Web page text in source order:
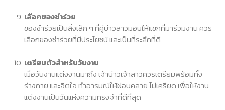
เลือกของชำร่วย
ของชำร่วยเป็นสิ่งเล็ก ๆ ที่คู่บ่าวสาวมอบให้แขกที่มาร่วมงาน ควร
เลือกของชำร่วยที่มีประโยชน์ และเป็นที่ระลึกที่ดี
เตรียมตัวสำหรับวันงาน
เมื่อวันงานแต่งงานมาถึง เจ้าบ่าวเจ้าสาวควรเตรียมพร้อมทั้ง
ร่างกาย และจิตใจ ทำอารมณ์ให้ผ่อนคลาย ไม่เครียด เพื่อให้งาน
แต่งงานเป็นวันแห่งความทรงจำที่ดีที่สุด